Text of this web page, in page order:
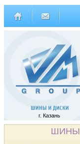
г. Казань
ШИНЫ